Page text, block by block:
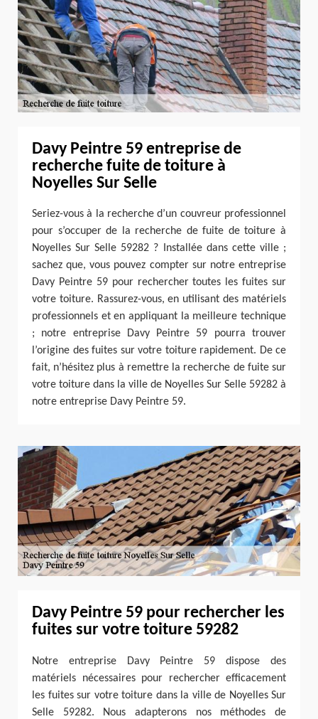
Davy Peintre 59 entreprise de
recherche fuite de toiture à
Noyelles Sur Selle
Seriez-vous à la recherche d’un couvreur professionnel
pour s’occuper de la recherche de fuite de toiture à
Noyelles Sur Selle 59282 ? Installée dans cette ville ;
sachez que, vous pouvez compter sur notre entreprise
Davy Peintre 59 pour rechercher toutes les fuites sur
votre toiture. Rassurez-vous, en utilisant des matériels
professionnels et en appliquant la meilleure technique
; notre entreprise Davy Peintre 59 pourra trouver
l’origine des fuites sur votre toiture rapidement. De ce
fait, n’hésitez plus à remettre la recherche de fuite sur
votre toiture dans la ville de Noyelles Sur Selle 59282 à
notre entreprise Davy Peintre 59.
Davy Peintre 59 pour rechercher les
fuites sur votre toiture 59282
Notre entreprise Davy Peintre 59 dispose des
matériels nécessaires pour rechercher efficacement
les fuites sur votre toiture dans la ville de Noyelles Sur
Selle 59282. Nous adapterons nos méthodes de